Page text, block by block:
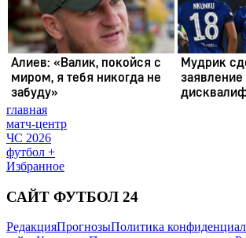
главная
матч-центр
ЧС 2026
футбол +
Избранное
САЙТ ФУТБОЛ 24
РедакцияПрогнозыПолитика